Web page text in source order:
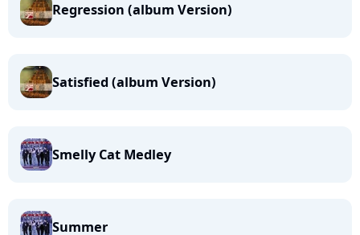
Regression (album Version)
Satisfied (album Version)
Smelly Cat Medley
Summer